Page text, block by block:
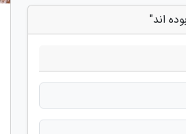
اند"